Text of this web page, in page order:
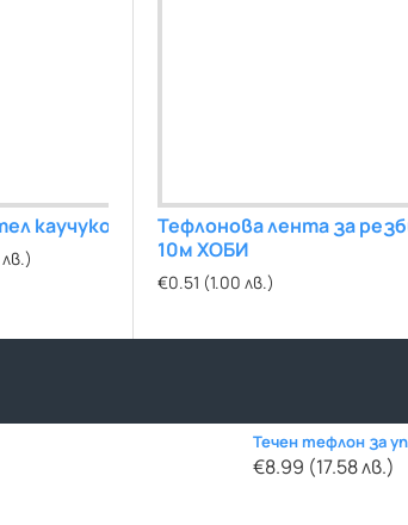
каучуков 3/8" Уплътнител
€0.05 (0.10 лв.)
Тефлонова лента за
10м ХОБИ
€0.51 (1.00 лв.)
Течен тефлон за
€8.99 (17.58 лв.)